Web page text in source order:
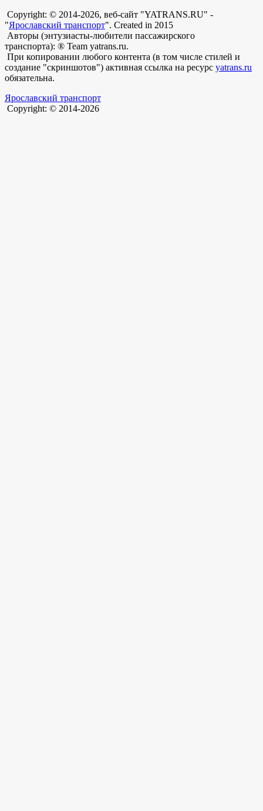
Copyright: © 2014-2026, веб-сайт "YATRANS.RU" -
"Ярославский транспорт". Created in 2015
Авторы (энтузиасты-любители пассажирского
транспорта): ® Team yatrans.ru.
При копировании любого контента (в том числе стилей и
создание "скриншотов") активная ссылка на ресурс yatrans.ru
обязательна.
Ярославский транспорт
Copyright: © 2014-2026